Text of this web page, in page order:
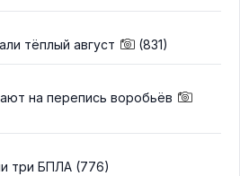
тёплый август (831)
на перепись воробьёв
три БПЛА (776)